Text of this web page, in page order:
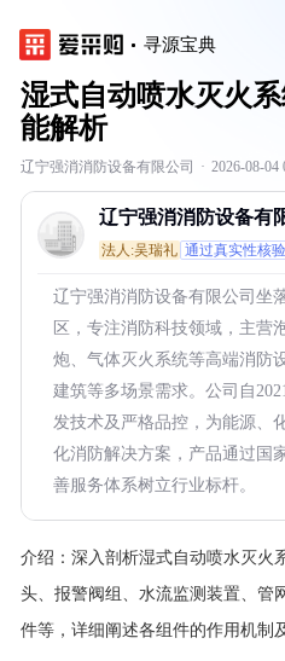
寻源宝典
湿式自动喷水灭火
能解析
辽宁强消消防设备有限公司 · 2026-08-04
辽宁强消消防设备有
法人:吴瑞礼 通过真实性核验
辽宁强消消防设备有限公司坐
区，专注消防科技领域，主营
炮、气体灭火系统等高端消防
建筑等多场景需求。公司自
发技术及严格品控，为能源、
化消防解决方案，产品通过国
善服务体系树立行业标杆。
介绍： 深入剖析湿式自动喷水灭火
头、报警阀组、水流监测装置、管
件等，详细阐述各组件的作用机制